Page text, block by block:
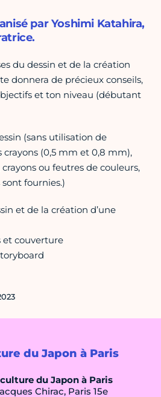
du Japon à Paris
du Japon à Paris
Chirac, Paris 15e
par Yoshimi Katahira,
du dessin et de la création
donnera de précieux conseils,
et ton niveau (débutant
(sans utilisation de
(0,5 mm et 0,8 mm),
ou feutres de couleurs,
fournies.)
et de la création d’une
et couverture